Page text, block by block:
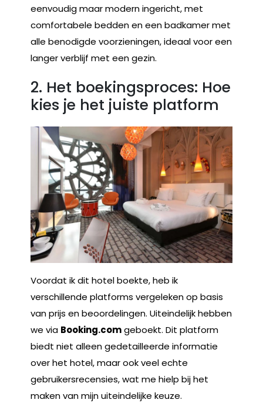
eenvoudig maar modern ingericht, met
comfortabele bedden en een badkamer met
alle benodigde voorzieningen, ideaal voor een
langer verblijf met een gezin.
2. Het boekingsproces: Hoe
kies je het juiste platform
Voordat ik dit hotel boekte, heb ik
verschillende platforms vergeleken op basis
van prijs en beoordelingen. Uiteindelijk hebben
we via Booking.comgeboekt. Dit platform
biedt niet alleen gedetailleerde informatie
over het hotel, maar ook veel echte
gebruikersrecensies, wat me hielp bij het
maken van mijn uiteindelijke keuze.